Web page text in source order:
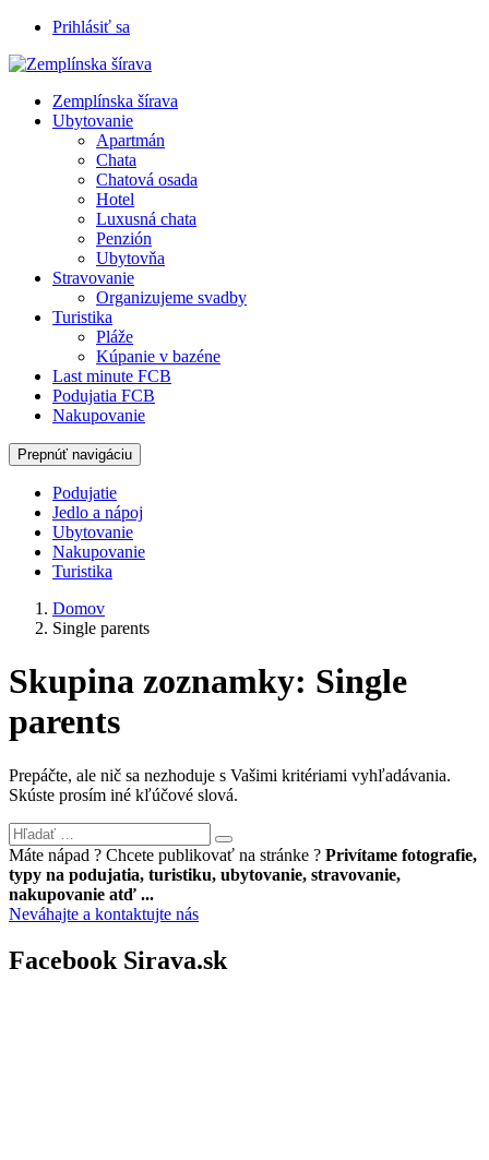
Prihlásiť sa
Zemplínska šírava
Ubytovanie
Apartmán
Chata
Chatová osada
Hotel
Luxusná chata
Penzión
Ubytovňa
Stravovanie
Organizujeme svadby
Turistika
Pláže
Kúpanie v bazéne
Last minute FCB
Podujatia FCB
Nakupovanie
Prepnúť navigáciu
Podujatie
Jedlo a nápoj
Ubytovanie
Nakupovanie
Turistika
Domov
Single parents
Skupina zoznamky: Single
parents
Prepáčte, ale nič sa nezhoduje s Vašimi kritériami vyhľadávania.
Skúste prosím iné kľúčové slová.
Máte nápad ? Chcete publikovať na stránke ? Privítame fotografie,
typy na podujatia, turistiku, ubytovanie, stravovanie,
nakupovanie atď ...
Neváhajte a kontaktujte nás
Facebook Sirava.sk